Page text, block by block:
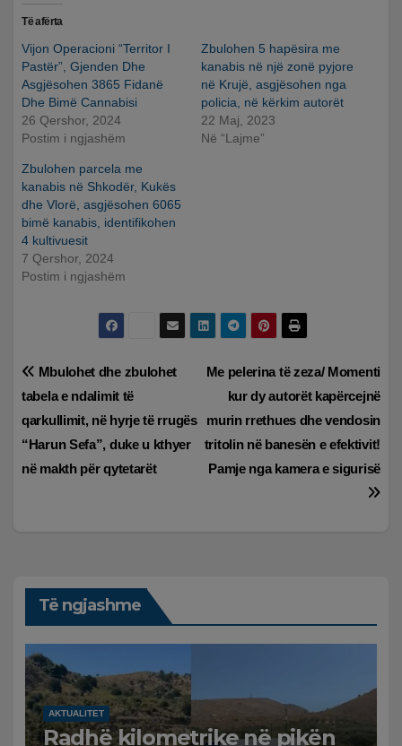
Të afërta
Vijon Operacioni “Territor I
Pastër”, Gjenden Dhe
Asgjësohen 3865 Fidanë
Dhe Bimë Cannabisi
26 Qershor, 2024
Postim i ngjashëm
Zbulohen 5 hapësira me
kanabis në një zonë pyjore
në Krujë, asgjësohen nga
policia, në kërkim autorët
22 Maj, 2023
Në “Lajme”
Zbulohen parcela me
kanabis në Shkodër, Kukës
dhe Vlorë, asgjësohen 6065
bimë kanabis, identifikohen
4 kultivuesit
7 Qershor, 2024
Postim i ngjashëm
Lëvizje
te
postimet
Me pelerina të zeza/ Momenti
kur dy autorët kapërcejnë
murin rrethues dhe vendosin
tritolin në banesën e efektivit!
Pamje nga kamera e sigurisë
Mbulohet dhe zbulohet
tabela e ndalimit të
qarkullimit, në hyrje të rrugës
“Harun Sefa”, duke u kthyer
në makth për qytetarët
Të ngjashme
AKTUALITET
Radhë kilometrike në pikën